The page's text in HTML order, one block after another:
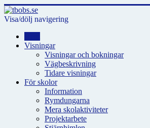
Visa/dölj navigering
Visningar
Visningar och bokningar
Vägbeskrivning
Tidare visningar
För skolor
Information
Rymdungarna
Mera skolaktiviteter
Projektarbete